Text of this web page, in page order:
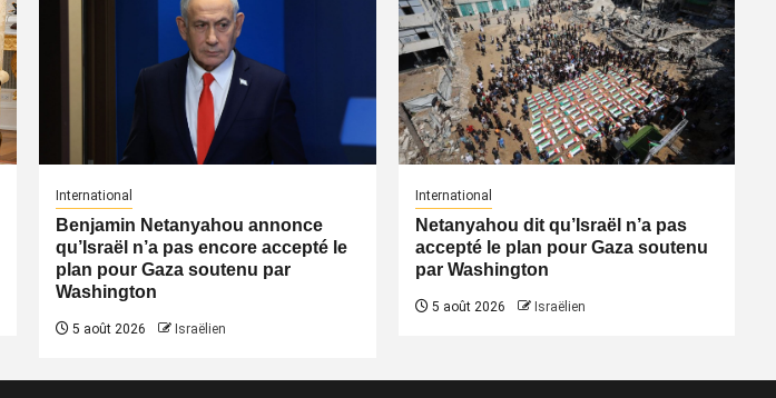
International
Benjamin Netanyahou annonce
qu’Israël n’a pas encore accepté le
plan pour Gaza soutenu par
Washington
5 août 2026 Israëlien
International
Netanyahou dit qu’Israël n’a pas
accepté le plan pour Gaza soutenu
par Washington
5 août 2026 Israëlien